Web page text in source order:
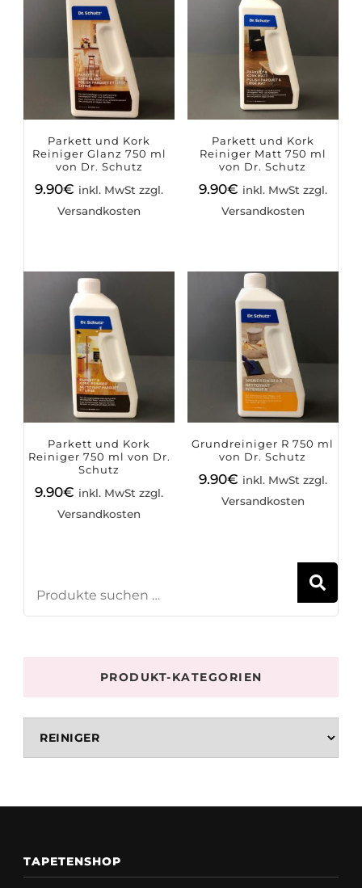
Parkett und Kork
Reiniger Glanz 750 ml
von Dr. Schutz
9.90€ inkl. MwSt zzgl.
Versandkosten
Parkett und Kork
Reiniger Matt 750 ml
von Dr. Schutz
9.90€ inkl. MwSt zzgl.
Versandkosten
Parkett und Kork
Reiniger 750 ml von Dr.
Schutz
9.90€ inkl. MwSt zzgl.
Versandkosten
Grundreiniger R 750 ml
von Dr. Schutz
9.90€ inkl. MwSt zzgl.
Versandkosten
PRODUKT-KATEGORIEN
TAPETENSHOP